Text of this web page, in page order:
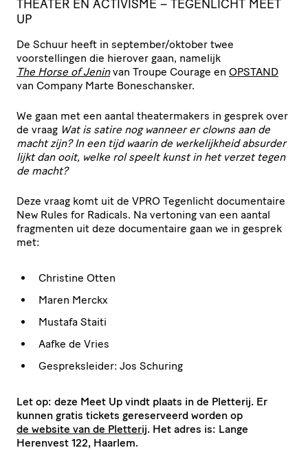
THEATER EN ACTIVISME – TEGENLICHT MEET
UP
De Schuur heeft in september/oktober twee
voorstellingen die hierover gaan, namelijk
The Horse of Jeninvan Troupe Courage en OPSTAND
van Company Marte Boneschansker.
We gaan met een aantal theatermakers in gesprek over
de vraag Wat is satire nog wanneer er clowns aan de
macht zijn? In een tijd waarin de werkelijkheid absurder
lijkt dan ooit, welke rol speelt kunst in het verzet tegen
de macht?
Deze vraag komt uit de VPRO Tegenlicht documentaire
New Rules for Radicals. Na vertoning van een aantal
fragmenten uit deze documentaire gaan we in gesprek
met:
Christine Otten
Maren Merckx
Mustafa Staiti
Aafke de Vries
Gespreksleider: Jos Schuring
Let op: deze Meet Up vindt plaats in de Pletterij. Er
kunnen gratis tickets gereserveerd worden op
de website van de Pletterij. Het adres is: Lange
Herenvest 122, Haarlem.